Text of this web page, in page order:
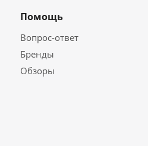
Помощь
Вопрос-ответ
Бренды
Обзоры